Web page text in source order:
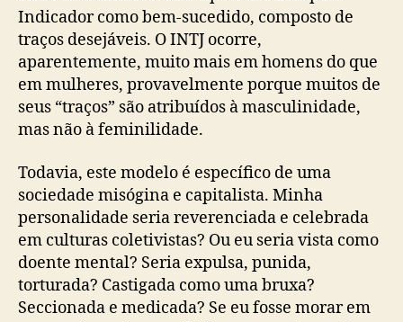
Indicador como bem-sucedido, composto de
traços desejáveis. O INTJ ocorre,
aparentemente, muito mais em homens do que
em mulheres, provavelmente porque muitos de
seus “traços” são atribuídos à masculinidade,
mas não à feminilidade.
Todavia, este modelo é específico de uma
sociedade misógina e capitalista. Minha
personalidade seria reverenciada e celebrada
em culturas coletivistas? Ou eu seria vista como
doente mental? Seria expulsa, punida,
torturada? Castigada como uma bruxa?
Seccionada e medicada? Se eu fosse morar em